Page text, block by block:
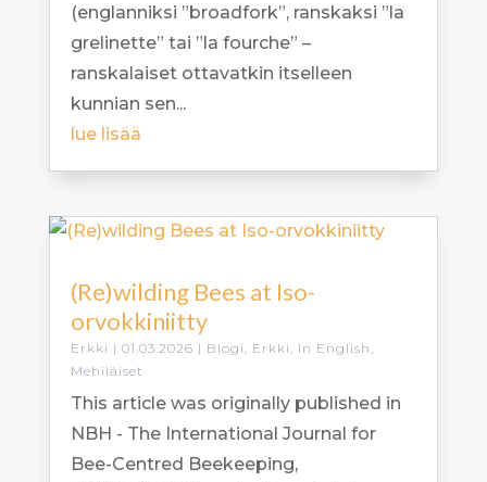
(englanniksi ”broadfork”, ranskaksi ”la
grelinette” tai ”la fourche” –
ranskalaiset ottavatkin itselleen
kunnian sen...
lue lisää
(Re)wilding Bees at Iso-
orvokkiniitty
Erkki | 01.03.2026 | Blogi Erkki In English
Mehiläiset
This article was originally published in
NBH - The International Journal for
Bee-Centred Beekeeping,